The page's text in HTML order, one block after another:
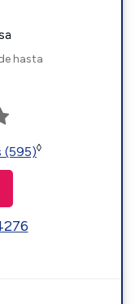
hasta
(595)◊